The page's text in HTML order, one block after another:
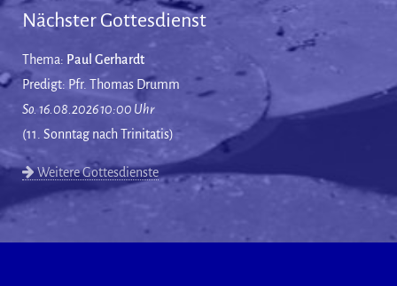
Nächster Gottesdienst
Thema: Paul Gerhardt
Predigt: Pfr. Thomas Drumm
So. 16.08.2026 10:00 Uhr
(11. Sonntag nach Trinitatis)
Weitere Gottesdienste